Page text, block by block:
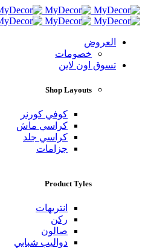
العروض
خصومات
تسوق اون لاين
Shop Layouts
كوفي كورنر
كراسي ماش
كراسي جلد
جزامات
Product Tyles
انتريهات
ركن
صالون
دواليب شبابي